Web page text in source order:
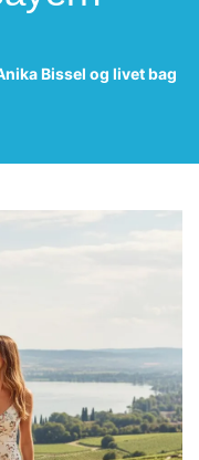
Bissel og livet bag